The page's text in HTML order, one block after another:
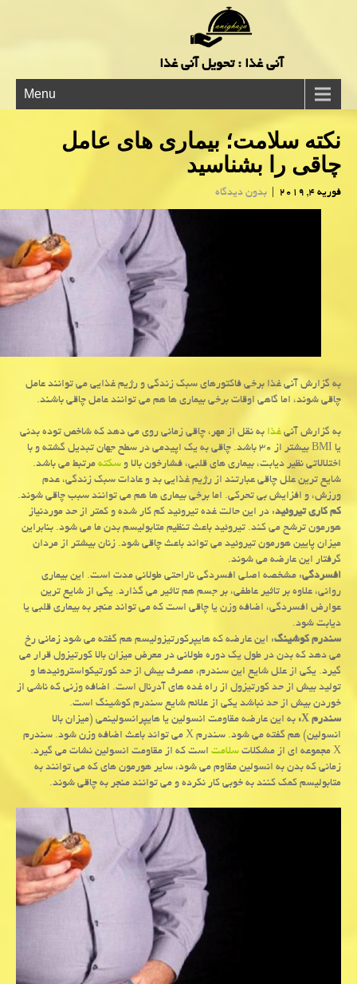
آنی غذا : تحویل آنی غذا
Menu
نكته سلامت؛ بیماری های عامل
چاقی را بشناسید
فوریه 4, 2019 | بدون دیدگاه
به گزارش آنی غذا برخی فاكتورهای سبك زندگی و رژیم غذایی می توانند عامل
چاقی شوند، اما گاهی اوقات برخی بیماری ها هم می توانند عامل چاقی باشند.
به گزارش آنیغذابه نقل از مهر، چاقی زمانی روی می دهد كه شاخص توده بدنی
یا BMI بیشتر از ۳۰ باشد. چاقی به یك اپیدمی در سطح جهان تبدیل گشته و با
اختلالاتی نظیر دیابت، بیماری های قلبی، فشارخون بالا وسكتهمرتبط می باشد.
شایع ترین علل چاقی عبارتند از رژیم غذایی بد و عادات سبك زندگی، عدم
ورزش، و افزایش بی تحركی. اما برخی بیماری ها هم می توانند سبب چاقی شوند.
كم كاری تیروئید: در این حالت غده تیروئید كم كار شده و كمتر از حد موردنیاز
هورمون ترشح می كند. تیروئید باعث تنظیم متابولیسم بدن ما می شود. بنابراین
میزان پایین هورمون تیروئید می تواند باعث چاقی شود. زنان بیشتر از مردان
گرفتار این عارضه می شوند.
افسردگی: مشخصه اصلی افسردگی ناراحتی طولانی مدت است. این بیماری
روانی، علاوه بر تاثیر عاطفی، بر جسم هم تاثیر می گذارد. یكی از شایع ترین
عوارض افسردگی، اضافه وزن یا چاقی است كه می تواند منجر به بیماری قلبی یا
دیابت شود.
سندرم كوشینگ: این عارضه كه هایپركورتیزولیسم هم گفته می شود زمانی رخ
می دهد كه بدن در طول یك دوره طولانی در معرض میزان بالا كورتیزول قرار می
گیرد. یكی از علل شایع این سندرم، مصرف بیش از حد كورتیكواستروئیدها و
تولید بیش از حد كورتیزول از راه غده های آدرنال است. اضافه وزنی كه ناشی از
خوردن بیش از حد نباشد یكی از علائم شایع سندرم كوشینگ است.
سندرم X:
به این عارضه مقاومت انسولین یا هایپرانسولینمی (میزان بالا
انسولین) هم گفته می شود. سندرم X می تواند باعث اضافه وزن شود. سندرم
X مجموعه ای از مشكلات
سلامتاست كه از مقاومت انسولین نشات می گیرد.
زمانی كه بدن به انسولین مقاوم می شود، سایر هورمون های كه می توانند به
متابولیسم كمك كنند به خوبی كار نكرده و می توانند منجر به چاقی شوند.